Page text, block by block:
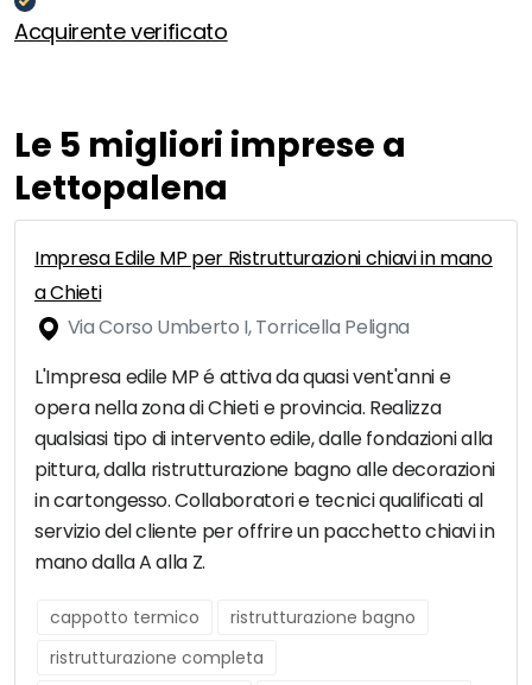
Acquirente verificato
Le 5 migliori imprese a
Lettopalena
Impresa Edile MP per Ristrutturazioni chiavi in mano
a Chieti
Via Corso Umberto I, Torricella Peligna
L'Impresa edile MP é attiva da quasi vent'anni e
opera nella zona di Chieti e provincia. Realizza
qualsiasi tipo di intervento edile, dalle fondazioni alla
pittura, dalla ristrutturazione bagno alle decorazioni
in cartongesso. Collaboratori e tecnici qualificati al
servizio del cliente per offrire un pacchetto chiavi in
mano dalla A alla Z.
cappotto termico
ristrutturazione bagno
ristrutturazione completa